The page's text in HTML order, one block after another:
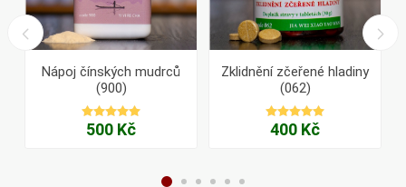
Nápoj čínských mudrců
(900)
500 Kč
Zklidnění zčeřené hladiny
(062)
400 Kč